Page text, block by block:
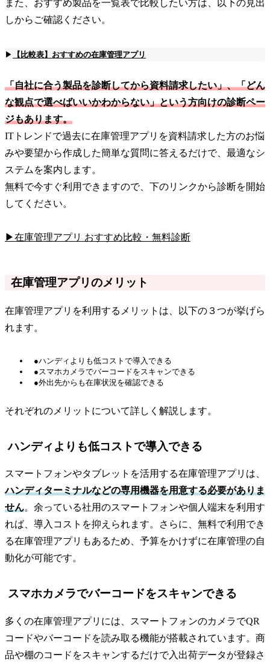
また、おすすめ製品を一覧表で比較したい方は、以下の見出
しからご確認ください。
▶ 【比較表】おすすめの在庫管理アプリ
「自社に合う製品を診断してから資料請求したい」、「どん
な観点で選べばいいかわからない」という方向けの診断ペー
ジもあります。
ITトレンドで過去に在庫管理アプリを資料請求した方のお悩
みや要望から作成した簡単な質問に答えるだけで、最適なシ
ステムを案内します。
無料で今すぐ利用できますので、下のリンクから診断を開始
してください。
▶在庫管理アプリ おすすめ比較・無料診断
在庫管理アプリのメリット
在庫管理アプリを利用するメリットは、以下の３つが挙げら
れます。
●ハンディよりも低コストで導入できる
●スマホカメラでバーコードをスキャンできる
●外出先からも在庫状況を確認できる
それぞれのメリットについて詳しく解説します。
ハンディよりも低コストで導入できる
スマートフォンやタブレットを活用する在庫管理アプリは、
ハンディターミナルなどの専用機器を用意する必要がありま
せん。余っている社用のスマートフォンや個人端末を利用す
れば、導入コストを抑えられます。さらに、無料で利用でき
る在庫管理アプリもあるため、予算をかけずに在庫管理の自
動化が可能です。
スマホカメラでバーコードをスキャンできる
多くの在庫管理アプリには、スマートフォンのカメラでQR
コードやバーコードを読み取る機能が搭載されています。商
品や棚のコードをスキャンするだけで入出荷データが登録さ